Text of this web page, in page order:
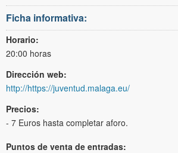
Ficha informativa:
Horario:
20:00 horas
Dirección web:
http://https://juventud.malaga.eu/
Precios:
- 7 Euros hasta completar aforo.
Puntos de venta de entradas: